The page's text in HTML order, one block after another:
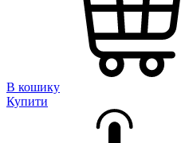
В кошику
Купити